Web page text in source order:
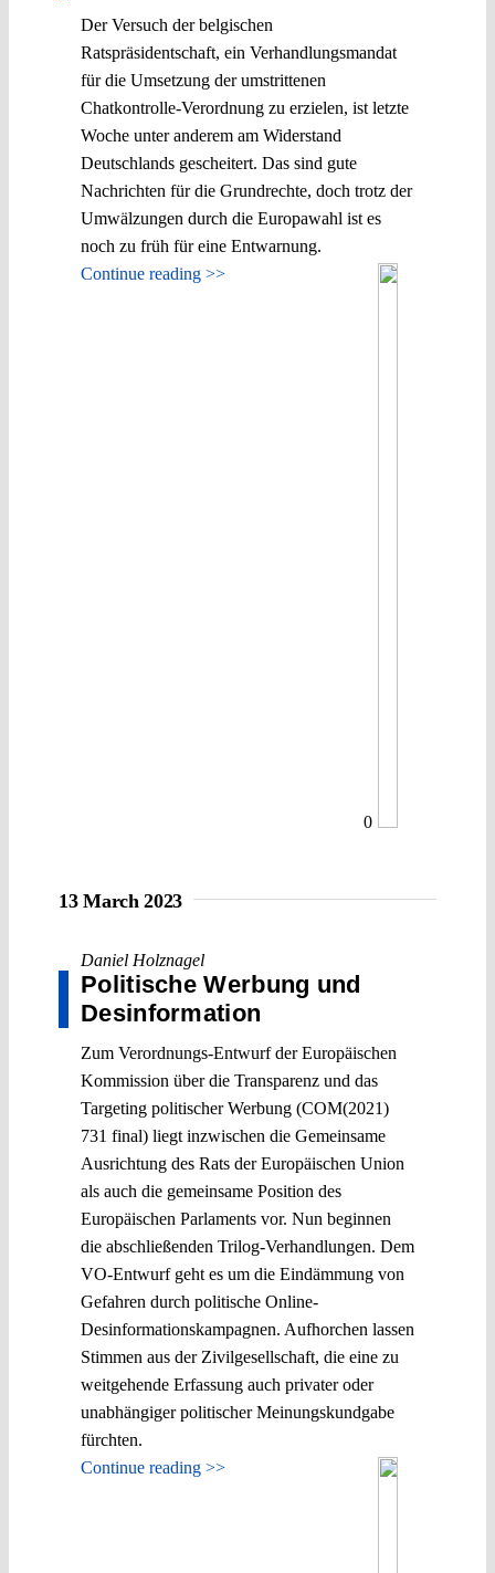
Der Versuch der belgischen
Ratspräsidentschaft, ein Verhandlungsmandat
für die Umsetzung der umstrittenen
Chatkontrolle-Verordnung zu erzielen, ist letzte
Woche unter anderem am Widerstand
Deutschlands gescheitert. Das sind gute
Nachrichten für die Grundrechte, doch trotz der
Umwälzungen durch die Europawahl ist es
noch zu früh für eine Entwarnung.
Continue reading >>
0
13 March 2023
Daniel Holznagel
Politische Werbung und
Desinformation
Zum Verordnungs-Entwurf der Europäischen
Kommission über die Transparenz und das
Targeting politischer Werbung (COM(2021)
731 final) liegt inzwischen die Gemeinsame
Ausrichtung des Rats der Europäischen Union
als auch die gemeinsame Position des
Europäischen Parlaments vor. Nun beginnen
die abschließenden Trilog-Verhandlungen. Dem
VO-Entwurf geht es um die Eindämmung von
Gefahren durch politische Online-
Desinformationskampagnen. Aufhorchen lassen
Stimmen aus der Zivilgesellschaft, die eine zu
weitgehende Erfassung auch privater oder
unabhängiger politischer Meinungskundgabe
fürchten.
Continue reading >>